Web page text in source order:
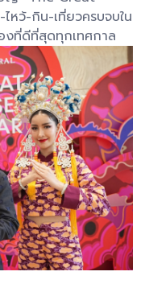
หว้-กิน-เที่ยวครบจบใน
งที่ดีที่สุดทุกเทศกาล